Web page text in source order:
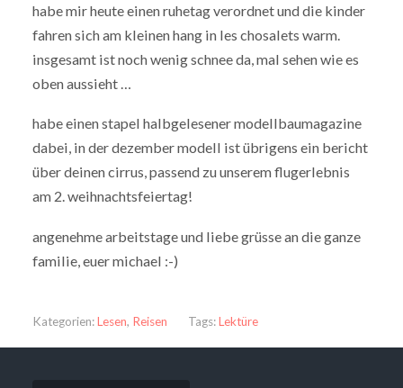
habe mir heute einen ruhetag verordnet und die kinder
fahren sich am kleinen hang in les chosalets warm.
insgesamt ist noch wenig schnee da, mal sehen wie es
oben aussieht …
habe einen stapel halbgelesener modellbaumagazine
dabei, in der dezember modell ist übrigens ein bericht
über deinen cirrus, passend zu unserem flugerlebnis
am 2. weihnachtsfeiertag!
angenehme arbeitstage und liebe grüsse an die ganze
familie, euer michael :-)
Kategorien:Lesen, Reisen Tags:Lektüre